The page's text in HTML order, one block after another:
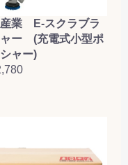
業 E-スクラブラ
ャー (充電式小型ポ
ャー)